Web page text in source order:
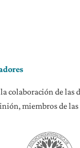
colaboración de las
miembros de